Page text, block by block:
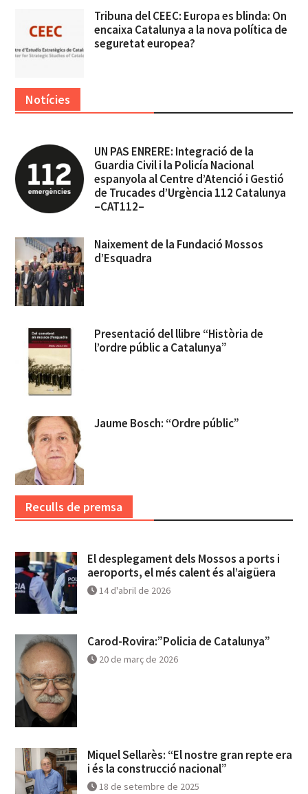
Tribuna del CEEC: Europa es blinda: On
encaixa Catalunya a la nova política de
seguretat europea?
Notícies
UN PAS ENRERE: Integració de la
Guardia Civil i la Policía Nacional
espanyola al Centre d’Atenció i Gestió
de Trucades d’Urgència 112 Catalunya
–CAT112–
Naixement de la Fundació Mossos
d’Esquadra
Presentació del llibre “Història de
l’ordre públic a Catalunya”
Jaume Bosch: “Ordre públic”
Reculls de premsa
El desplegament dels Mossos a ports i
aeroports, el més calent és al’aigüera
14 d'abril de 2026
Carod-Rovira:”Policia de Catalunya”
20 de març de 2026
Miquel Sellarès: “El nostre gran repte era
i és la construcció nacional”
18 de setembre de 2025